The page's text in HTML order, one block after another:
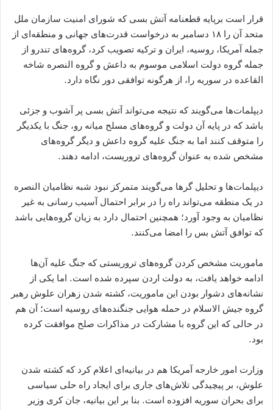
قرار است برپایه قطعنامه آتش بسی که شورای امنیت سازمان ملل
متحد آن را ۱۸ دسامبر به درخواست قدرت‌های جهانی و منطقه‌ای از
جمله آمریکا، روسیه، ایران و ترکیه تصویب کرد، گروه‌های تندرو از
جمله گروه دولت اسلامی موسوم به داعش و گروه النصره شاخه
القاعده در سوریه را، از هرگونه توافقی دور نگاه دارد.
دیپلمات‌ها می‌گویند که نتیجه می‌تواند آتش بسی پر آشوب و جزئی
باشد که در پایه آن دولت و گروه‌های مسلح میانه رو، جنگ با یکدیگر
را متوقف کنند اما به جنگ علیه گروه داعش و دیگر گروه‌های
مشخص شده به عنوان گروه‌های تروریست، ادامه دهند.
دیپلمات‌ها و تحلیل گر‌ها می‌گویند متمرکز نبود شبه نظامیان النصره
در یک منطقه می‌تواند راه را در برابر احتمال آسیب رسانی به غیر
نظامیان به وجود آورد؛ همچنین احتمال دارد به زیان گروه‌هایی باشد
که توافق آتش بس را امضا می‌کنند.
ماموریت مشخص کردن گروه‌های تروریستی که جنگ علیه آن‌ها
ادامه خواهد یافت، به دولت اردن سپرده شده است. اما یکی از
نشانه‌های دشوار بودن این ماموریت، کشته شدن زهران علوش رهبر
گروه جیش الاسلام در حمله هوایی جنگنده‌های روسیه است؛ آن هم
در حالی که این گروه با مشارکت در مذاکرات صلح موافقت کرده
بود.
وزارت امور خارجه آمریکا هم در بیانیه‌ای اعلام کرد که کشته شدن
علوش، بر پیچیدگی تلاش‌های جاری برای ایجاد راه حلی سیاسی
برای بحران سوریه افزوده است. بنا بر این بیانیه، جان کری وزیر